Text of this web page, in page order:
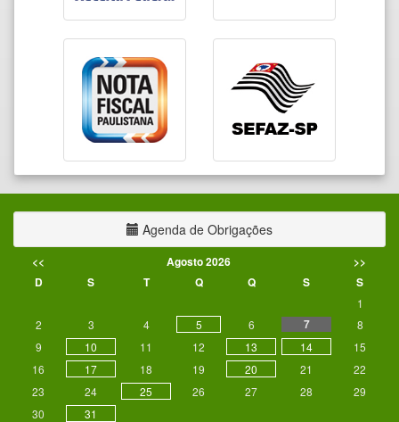
Agenda de Obrigações
<< Agosto 2026
>>
D
S T Q Q S S
1
2
3 4 5 6 7
8
9
10 11 12 13 14
15
16
17 18 19 20 21
22
23
24 25 26 27 28
29
30
31